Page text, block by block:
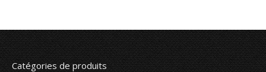
Catégories de produits